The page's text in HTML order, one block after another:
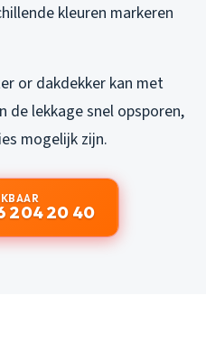
kleuren markeren
or dakdekker kan met
de lekkage snel opsporen,
mogelijk zijn.
204 20 40